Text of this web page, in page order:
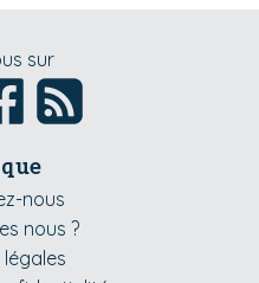
sur
nous
nous ?
légales